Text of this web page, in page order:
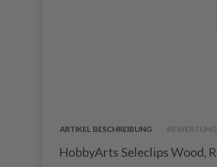
ARTIKEL BESCHREIBUNG
HobbyArts Seleclips Wood,